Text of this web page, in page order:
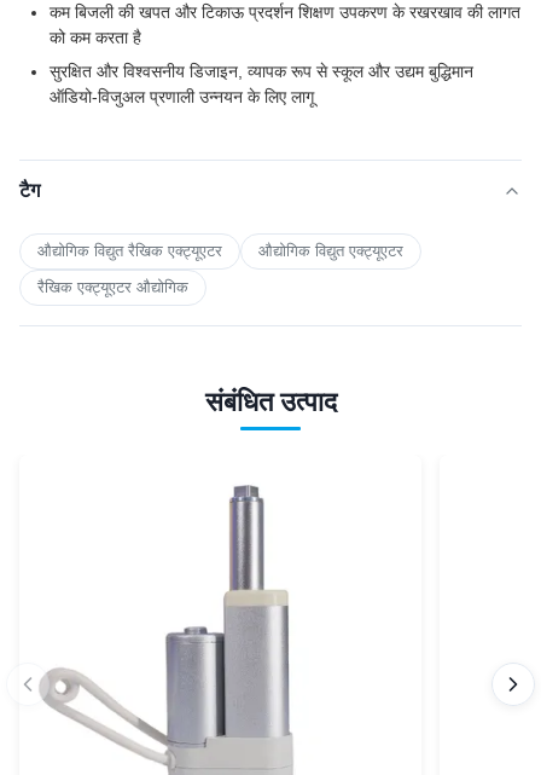
कम बिजली की खपत और टिकाऊ प्रदर्शन शिक्षण उपकरण के रखरखाव की लागत
को कम करता है
सुरक्षित और विश्वसनीय डिजाइन, व्यापक रूप से स्कूल और उद्यम बुद्धिमान
ऑडियो-विजुअल प्रणाली उन्नयन के लिए लागू
टैग
औद्योगिक विद्युत रैखिक एक्ट्यूएटर
औद्योगिक विद्युत एक्ट्यूएटर
रैखिक एक्ट्यूएटर औद्योगिक
संबंधित उत्पाद